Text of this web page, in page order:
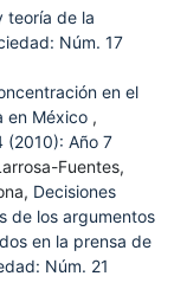
teoría de la
Núm. 17
en el
en México ,
(2010): Año 7
Fuentes,
Decisiones
de los argumentos
en la prensa de
Núm. 21